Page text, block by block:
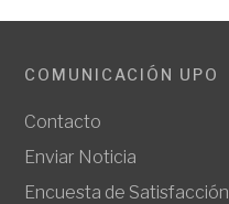
COMUNICACIÓN UPO
Contacto
Enviar Noticia
Encuesta de Satisfacción